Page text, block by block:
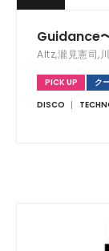
Guidance
Altz,瀧見憲司,
PICK UP
ク
DISCO